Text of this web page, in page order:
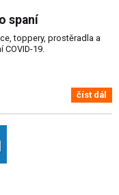
spaní
toppery, prostěradla a
19.
číst dál